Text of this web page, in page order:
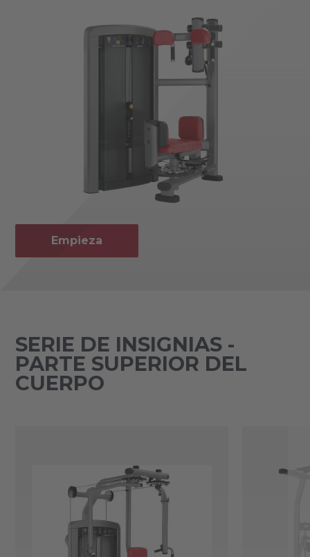
Empieza
SERIE DE INSIGNIAS -
PARTE SUPERIOR DEL
CUERPO